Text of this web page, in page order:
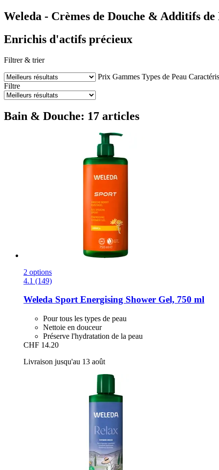
Weleda - Crèmes de Douche & Additifs de
Enrichis d'actifs précieux
Filtrer & trier
Prix Gammes Types de Peau
Filtre
Bain & Douche: 17 articles
2 options
4.1 (149)
Weleda Sport Energising Shower Gel, 750 ml
Pour tous les types de peau
Nettoie en douceur
Préserve l'hydratation de la peau
CHF 14.20
Livraison jusqu'au 13 août